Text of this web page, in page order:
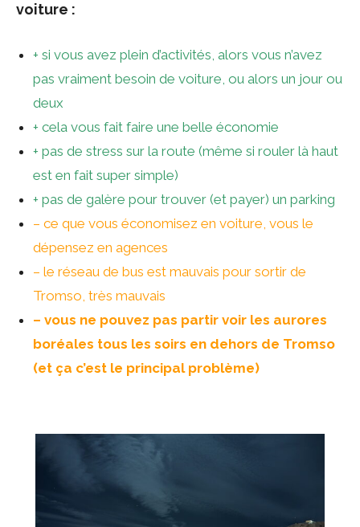
voiture :
+ si vous avez plein d’activités, alors vous n’avez
pas vraiment besoin de voiture, ou alors un jour ou
deux
+ cela vous fait faire une belle économie
+ pas de stress sur la route (même si rouler là haut
est en fait super simple)
+ pas de galère pour trouver (et payer) un parking
– ce que vous économisez en voiture, vous le
dépensez en agences
– le réseau de bus est mauvais pour sortir de
Tromso, très mauvais
– vous ne pouvez pas partir voir les aurores
boréales tous les soirs en dehors de Tromso
(et ça c’est le principal problème)